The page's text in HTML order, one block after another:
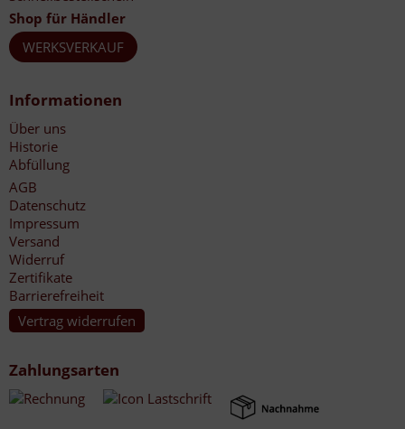
Shop für Händler
WERKSVERKAUF
Informationen
Über uns
Historie
Abfüllung
AGB
Datenschutz
Impressum
Versand
Widerruf
Zertifikate
Barrierefreiheit
Vertrag widerrufen
Zahlungsarten